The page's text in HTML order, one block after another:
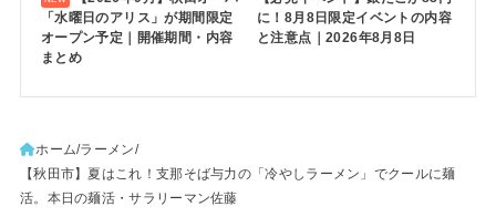
「水曜日のアリス」が期間限定
オープン予定｜開催期間・内容
まとめ
に！8月8日限定イベントの内容
と注意点｜2026年8月8日
ホーム ラーメン
【秋田市】夏はこれ！支那そば与力の「冷やしラーメン」でクールに麺
活。本日の麺活・サラリーマン佐藤